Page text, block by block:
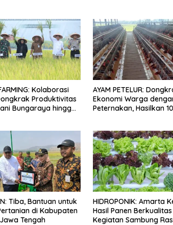
Kolaborasi
Produktivitas
Bungaraya hingga
AYAM PETELUR:
Ekonomi Warga
Peternakan, Hasilkan
Tiba, Bantuan untuk
di Kabupaten
Tengah
HIDROPONIK: Amarta
Hasil Panen
Kegiatan Sambung